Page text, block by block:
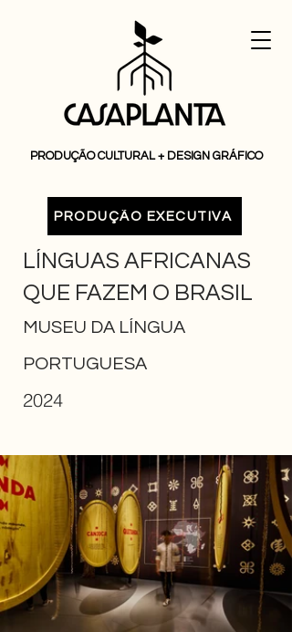
PRODUÇÃO CULTURAL + DESIGN GRÁFICO
PRODUÇÃO EXECUTIVA
LÍNGUAS AFRICANAS
QUE FAZEM O BRASIL
MUSEU DA LÍNGUA
PORTUGUESA
2024